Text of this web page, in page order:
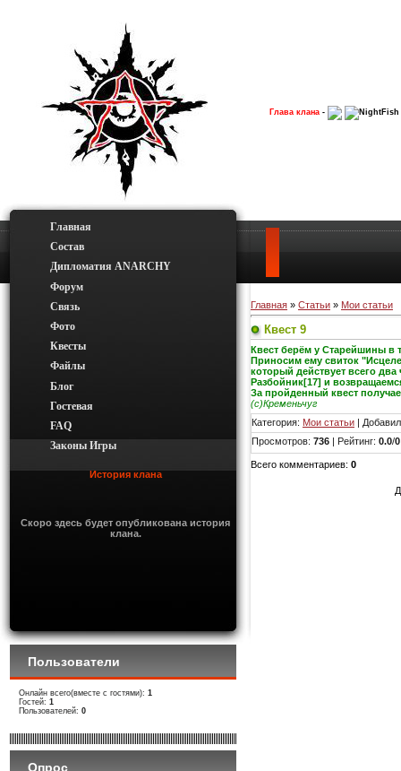
Глава клана - NightFish
Главная
Состав
Дипломатия ANARCHY
Форум
Связь
Фото
Квесты
Файлы
Блог
Гостевая
FAQ
Законы Игры
История клана
Скоро здесь будет опубликована история
клана.
Пользователи
Онлайн всего(вместе с гостями): 1
Гостей: 1
Пользователей: 0
Опрос
Главная » Статьи » Мои статьи
Квест 9
Квест берём у Старейшины в
Приносим ему свиток
который действует всего
Разбойник[17] и
За пройденный квест
(с)Кременьчуг
Категория: Мои статьи | Добавил
Просмотров: 736 | Рейтинг: 0.0/0
Всего комментариев: 0